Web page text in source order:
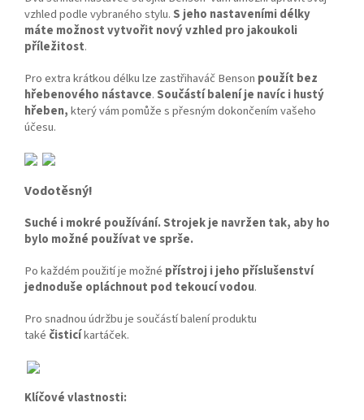
vzhled podle vybraného stylu. S jeho nastaveními délky
máte možnost vytvořit nový vzhled pro jakoukoli
příležitost.
Pro extra krátkou délku lze zastřihaváč Benson použít bez
hřebenového nástavce. Součástí balení je navíc i hustý
hřeben,který vám pomůže s přesným dokončením vašeho
účesu.
Vodotěsný!
Suché i mokré používání. Strojek je navržen tak, aby ho
bylo možné používat ve sprše.
Po každém použití je možné přístroj i jeho příslušenství
jednoduše opláchnout pod tekoucí vodou.
Pro snadnou údržbu je součástí balení produktu
také čisticíkartáček.
Klíčové vlastnosti: